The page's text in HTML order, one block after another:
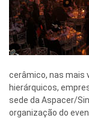
cerâmico, nas mais
hierárquicos,
sede da Aspacer/
organização do